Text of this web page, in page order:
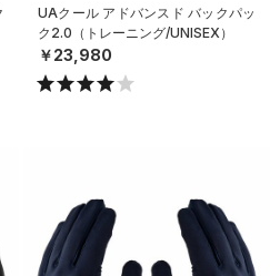
UAクール アドバンスド バックパッ
ク2.0（トレーニング/UNISEX）
￥23,980